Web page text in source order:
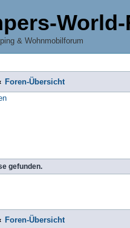
& Wohnmobilforum
Foren-Übersicht
gefunden.
Foren-Übersicht